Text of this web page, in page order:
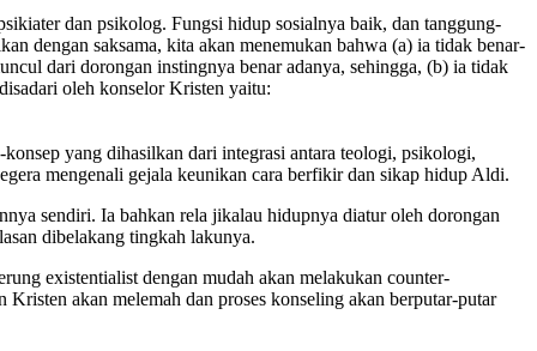
dan psikolog. Fungsi hidup sosialnya baik, dan tanggung-
dengan saksama, kita akan menemukan bahwa (a) ia tidak benar-
dari dorongan instingnya benar adanya, sehingga, (b) ia tidak
oleh konselor Kristen yaitu:
yang dihasilkan dari integrasi antara teologi, psikologi,
mengenali gejala keunikan cara berfikir dan sikap hidup Aldi.
sendiri. Ia bahkan rela jikalau hidupnya diatur oleh dorongan
dibelakang tingkah lakunya.
existentialist dengan mudah akan melakukan counter-
akan melemah dan proses konseling akan berputar-putar